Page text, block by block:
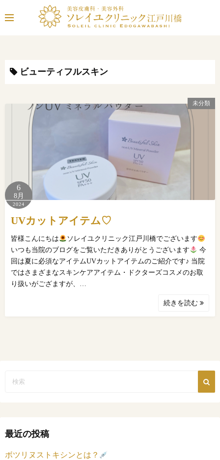
ン
ビューティフルスキン
未分類
6
8月
2024
UVカットアイテム♡
皆様こんにちは
ソレイユクリニック江戸川橋でございます
いつも当院のブログをご覧いただきありがとうございます
今
回は夏に必須なアイテムUVカットアイテムのご紹介です♪ 当院
ではさまざまなスキンケアアイテム・ドクターズコスメのお取
り扱いがござますが、…
続きを読む
最近の投稿
ボツリヌストキシンとは？